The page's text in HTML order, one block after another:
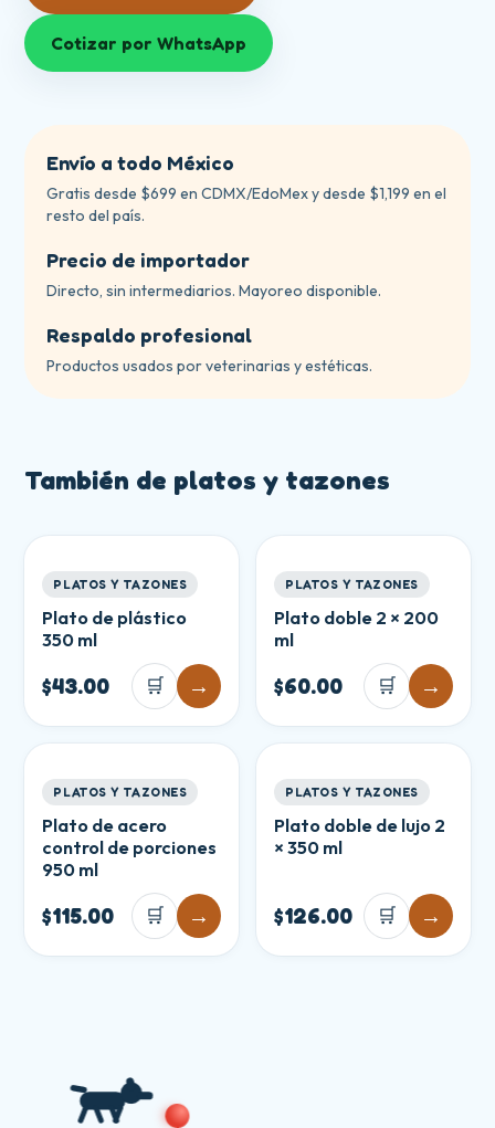
Cotizar por WhatsApp
Envío a todo México
Gratis desde $699 en CDMX/EdoMex y desde $1,199 en el
resto del país.
Precio de importador
Directo, sin intermediarios. Mayoreo disponible.
Respaldo profesional
Productos usados por veterinarias y estéticas.
También de platos y tazones
PLATOS Y TAZONES
Plato de plástico
350 ml
$43.00 🛒 →
PLATOS Y TAZONES
Plato doble 2 × 200
ml
$60.00 🛒 →
PLATOS Y TAZONES
Plato de acero
control de porciones
950 ml
$115.00 🛒 →
PLATOS Y TAZONES
Plato doble de lujo 2
× 350 ml
$126.00 🛒 →